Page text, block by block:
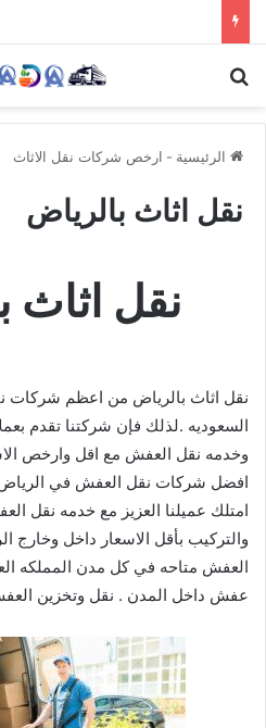
الرئيسية - ارخص شركات نقل الاثاث
نقل اثاث بالرياض
نقل اثاث
نقل اثاث بالرياض من اعظم شركات
السعوديه .لذلك فإن شركتنا تقدم
وخدمه نقل العفش مع اقل وارخص
افضل شركات نقل العفش في
امتلك عميلنا العزيز مع خدمه نقل
والتركيب بأقل الاسعار داخل وخارج
العفش متاحه في كل مدن المملكه
عفش داخل المدن . نقل وتخزين